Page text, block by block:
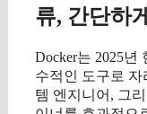
류, 간단하
Docker는 2025년
수적인 도구로
템 엔지니어, 그